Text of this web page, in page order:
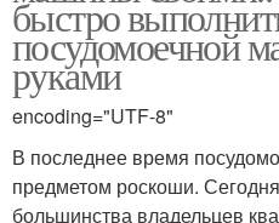
быстро
посудомоечной
руками
encoding="UTF-8"
В последнее время
предметом роскоши.
большинства владельцев